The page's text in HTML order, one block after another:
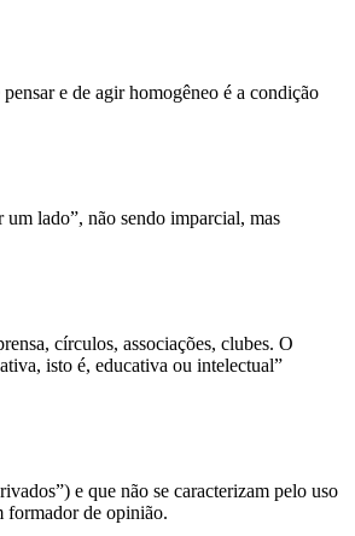
e de agir homogêneo é a condição
um lado”, não sendo imparcial, mas
círculos, associações, clubes. O
isto é, educativa ou intelectual”
e que não se caracterizam pelo uso
formador de opinião.